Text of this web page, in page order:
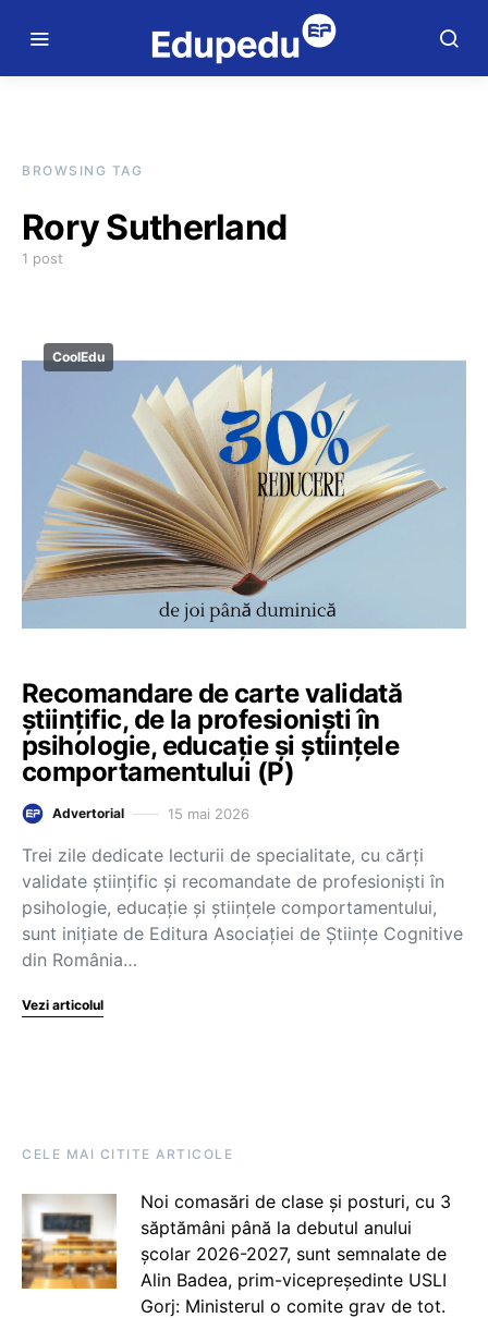
BROWSING TAG
Rory Sutherland
1 post
CoolEdu
Recomandare de carte validată
științific, de la profesioniști în
psihologie, educație și științele
comportamentului (P)
Advertorial 15 mai 2026
Trei zile dedicate lecturii de specialitate, cu cărți
validate științific și recomandate de profesioniști în
psihologie, educație și științele comportamentului,
sunt inițiate de Editura Asociației de Științe Cognitive
din România…
Vezi articolul
CELE MAI CITITE ARTICOLE
Noi comasări de clase și posturi, cu 3
săptămâni până la debutul anului
școlar 2026-2027, sunt semnalate de
Alin Badea, prim-vicepreședinte USLI
Gorj: Ministerul o comite grav de tot.